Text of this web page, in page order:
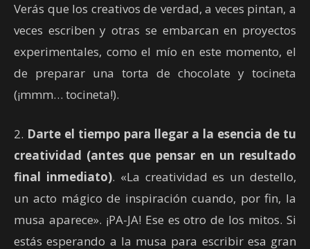
Verás que los creativos de verdad, a veces pintan, a
veces escriben y otras se embarcan en proyectos
experimentales, como el mío en este momento, el
de preparar una torta de chocolate y tocineta
(¡mmm… tocineta!).
2. Darte el tiempo para llegar a la esencia de tu
creatividad (antes que pensar en un resultado
final inmediato). «La creatividad es un destello,
un acto mágico de inspiración cuando, por fin, la
musa aparece». ¡PA-JA! Ese es otro de los mitos. Si
estás esperando a la musa para escribir esa gran